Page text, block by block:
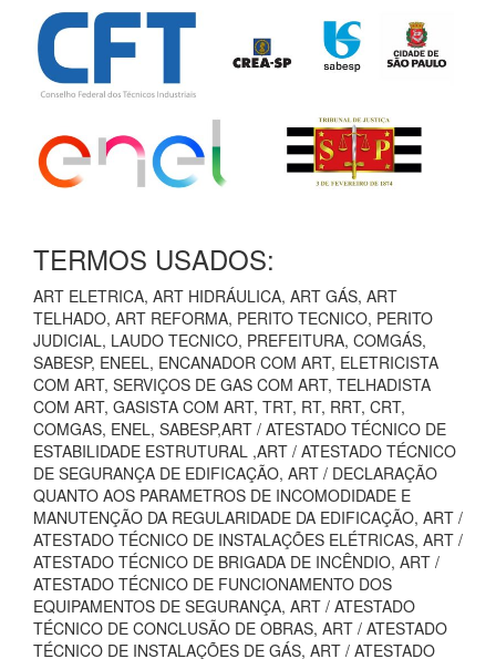
TERMOS USADOS:
ART ELETRICA, ART HIDRÁULICA, ART GÁS, ART
TELHADO, ART REFORMA, PERITO TECNICO, PERITO
JUDICIAL, LAUDO TECNICO, PREFEITURA, COMGÁS,
SABESP, ENEEL, ENCANADOR COM ART, ELETRICISTA
COM ART, SERVIÇOS DE GAS COM ART, TELHADISTA
COM ART, GASISTA COM ART, TRT, RT, RRT, CRT,
COMGAS, ENEL, SABESP,ART / ATESTADO TÉCNICO DE
ESTABILIDADE ESTRUTURAL ,ART / ATESTADO TÉCNICO
DE SEGURANÇA DE EDIFICAÇÃO, ART / DECLARAÇÃO
QUANTO AOS PARAMETROS DE INCOMODIDADE E
MANUTENÇÃO DA REGULARIDADE DA EDIFICAÇÃO, ART /
ATESTADO TÉCNICO DE INSTALAÇÕES ELÉTRICAS, ART /
ATESTADO TÉCNICO DE BRIGADA DE INCÊNDIO, ART /
ATESTADO TÉCNICO DE FUNCIONAMENTO DOS
EQUIPAMENTOS DE SEGURANÇA, ART / ATESTADO
TÉCNICO DE CONCLUSÃO DE OBRAS, ART / ATESTADO
TÉCNICO DE INSTALAÇÕES DE GÁS, ART / ATESTADO